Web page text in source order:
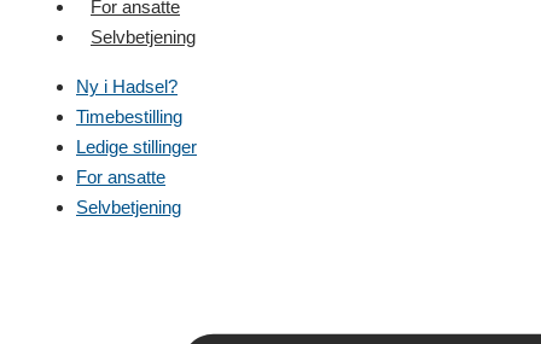
For ansatte
Selvbetjening
Ny i Hadsel?
Timebestilling
Ledige stillinger
For ansatte
Selvbetjening